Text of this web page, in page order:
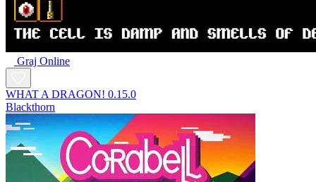
Graj Online
WHAT A DRAGON! 0.15.0
Blackthorn